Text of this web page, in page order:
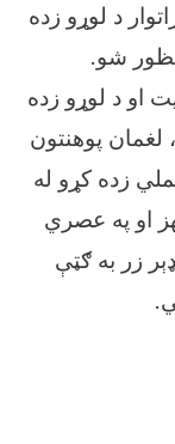
د لوړو زده
شو.
او د لوړو زده
پوهنتون
زده کړو له
او په عصري
زر به ګټې
.